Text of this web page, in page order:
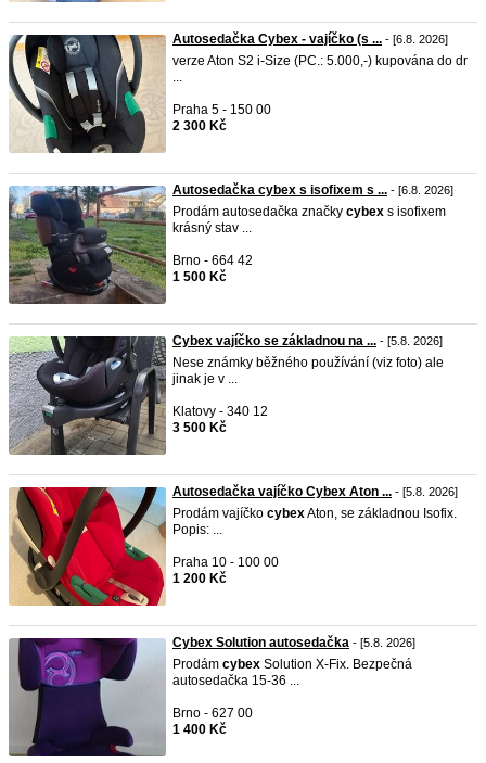
Autosedačka Cybex - vajíčko (s ... - [6.8. 2026]
verze Aton S2 i-Size (PC.: 5.000,-) kupována do dr
...
Praha 5 - 150 00
2 300 Kč
Autosedačka cybex s isofixem s ... - [6.8. 2026]
Prodám autosedačka značky cybex s isofixem
krásný stav ...
Brno - 664 42
1 500 Kč
Cybex vajíčko se základnou na ... - [5.8. 2026]
Nese známky běžného používání (viz foto) ale
jinak je v ...
Klatovy - 340 12
3 500 Kč
Autosedačka vajíčko Cybex Aton ... - [5.8. 2026]
Prodám vajíčko cybexAton, se základnou Isofix.
Popis: ...
Praha 10 - 100 00
1 200 Kč
Cybex Solution autosedačka - [5.8. 2026]
Prodám cybex Solution X-Fix. Bezpečná
autosedačka 15-36 ...
Brno - 627 00
1 400 Kč